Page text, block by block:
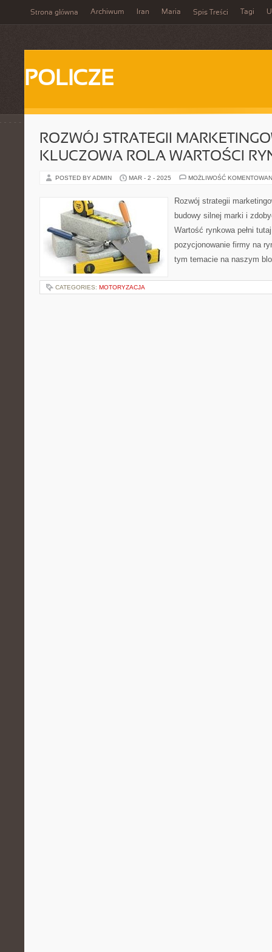
Strona główna Archiwum Iran Maria Spis Treści Tagi
POLICZE
ROZWÓJ STRATEGII
KLUCZOWA ROLA WARTOŚCI
POSTED BY ADMIN MAR - 2 - 2025 MOŻLIWOŚĆ
Rozwój strategii
budowy silnej marki i
Wartość rynkowa pełni
pozycjonowanie firmy na
tym temacie na naszym
CATEGORIES: MOTORYZACJA